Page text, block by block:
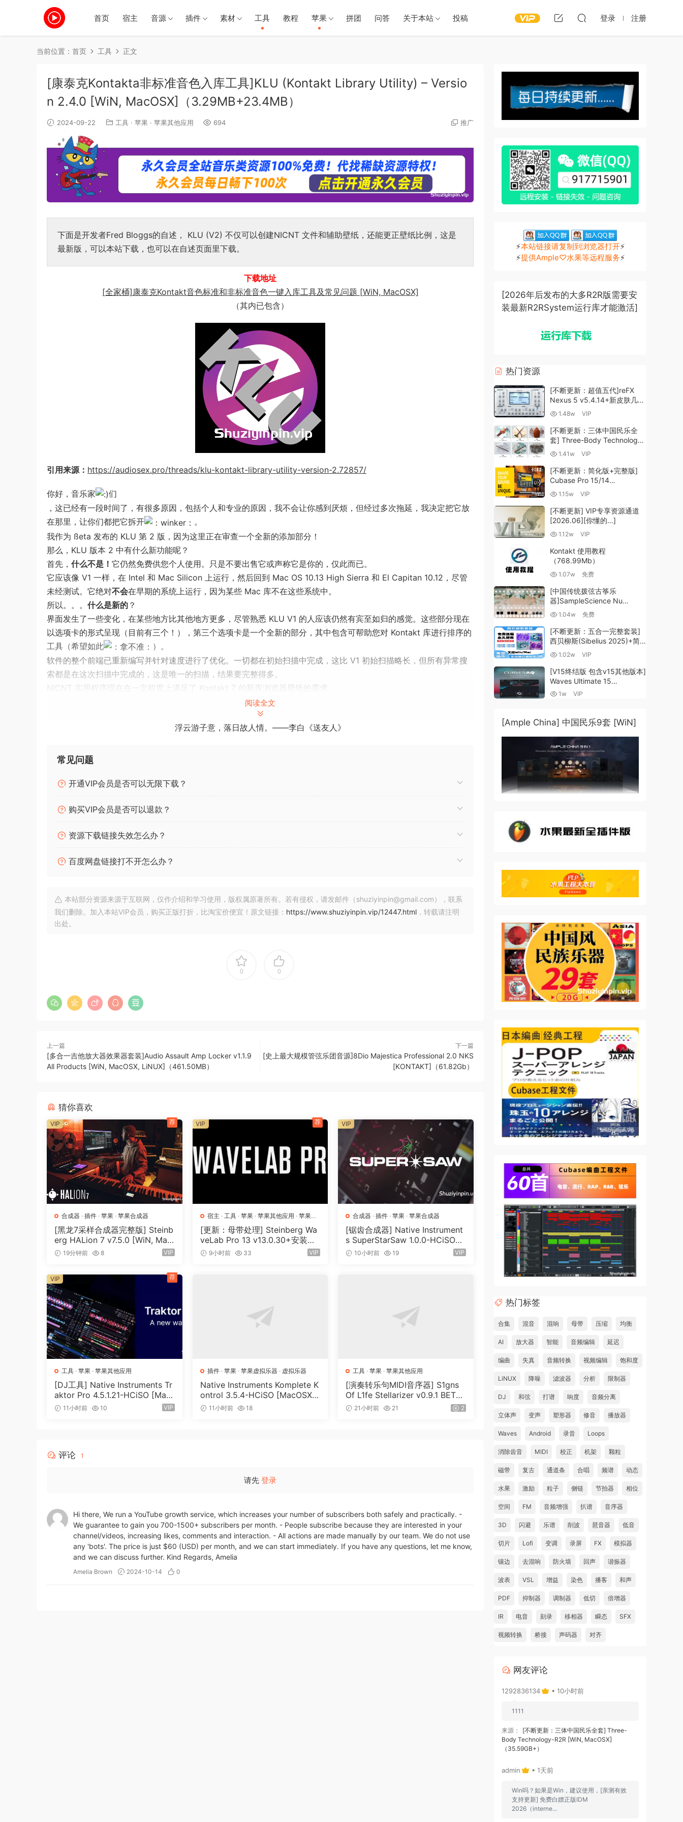
首页 宿主 音源 插件 素材 工具 教程 苹果 拼团 问答 关于本站 投稿 登录 注册
当前位置： 首页 工具 正文
[康泰克Kontakta非标准音色入库工具]KLU (Kontakt Library Utility) – Versio
n 2.4.0 [WiN, MacOSX]（3.29MB+23.4MB）
2024-09-22 工具 · 苹果 · 苹果其他应用 694 推广
下面是开发者Fred Bloggs的自述， KLU (V2) 不仅可以创建NICNT 文件和辅助壁纸，还能更正壁纸比例，这是
最新版，可以本站下载，也可以在自述页面里下载。
下载地址
[全家桶]康泰克Kontakt音色标准和非标准音色一键入库工具及常见问题 [WiN, MacOSX]
（其内已包含）
引用来源： https://audiosex.pro/threads/klu-kontakt-library-utility-version-2.72857/
你好，音乐家
们
，这已经有一段时间了，有很多原因，包括个人和专业的原因，我不会让你感到厌烦，但经过多次拖延，我决定把它放
在那里，让你们都把它拆开
。
我作为 ßeta 发布的 KLU 第 2 版，因为这里正在审查一个全新的添加部分！
那么，KLU 版本 2 中有什么新功能呢？
首先， 什么不是！ 它仍然免费供您个人使用。只是不要出售它或声称它是你的，仅此而已。
它应该像 V1 一样，在 Intel 和 Mac Silicon 上运行，然后回到 Mac OS 10.13 High Sierra 和 El Capitan 10.12，尽管
未经测试。它绝对不会在早期的系统上运行，因为某些 Mac 库不在这些系统中。
所以。。。 什么是新的 ？
界面发生了一些变化，在某些地方比其他地方更多，尽管熟悉 KLU V1 的人应该仍然有宾至如归的感觉。这些部分现在
以选项卡的形式呈现（目前有三个！），第三个选项卡是一个全新的部分，其中包含可帮助您对 Kontakt 库进行排序的
工具（希望如此
）。
软件的整个前端已重新编写并针对速度进行了优化。一切都在初始扫描中完成，这比 V1 初始扫描略长，但所有异常搜
索都是在这次扫描中完成的，这是唯一的扫描，结果要完整得多。
NICNT 实用程序现在在一定程度上满足了 Kontakt 7 的新库浏览器壁纸的需求。
添加了一些审美偏好……你可以保持窗口居中，存储更改的窗口大小，诸如此类……
我已经尝试了所有内容，但我在这里是一个人的团队，所以请宽容我
。一如既往，我总是欢迎反馈和评论，尤其是关于新的“库排序”部分。如果您发现任何错误或有改进建
与我的其他应用程序一样，它不包含病毒、特洛伊木马或任何其他已知或未知的讨厌的东西，而且据我所知，它（希
望！）没有错误。其中没有任何内容会以任何方式损害您的计算机。但是，您承认下载此应用程序，您需自行承担风
们 哦，是的！有几个人问他们是否可以 “请我喝杯咖啡”。好吧，现在你可以了，如果你愿意
这里和那里得到很好的赞美 – 当然还有建设性的批评和错误报告，但我
https://www.buymeacoffee.com/fredbloggs
版初始版本喜欢咖啡
。
https://workupload.com/file/gaxN3VtNuHN
的一些小错误和接口更正
• 添加了 Kontakt 库的批量加载和删除。
• 删除了作为 Kontakt 库条目添加的插件（例如）Waves
2） 在没有加载库的情况下，不再允许保存辅助壁纸，
3） SNPID 替换重复检查加倍，
4） 一些外观更改。
https://workupload.com/file/t7LT8WrnPkV
请阅读磁盘上的附录 PDF 文件。它充满了重要的东西
版本 2.3.1
新内容：
• 相当多 ！请阅读光盘映像上的“New to V2.3”文档。
• 我想补充一点，主文档 PDF 已更新，包括附录和当前的更改/改进。请务必阅读！
https://workupload.com/file/YKB2APWupxJ
新增功能 – 简短版本（请阅读更新文件：
• 一个相当重要的错误修复 + 其他小问题，
• 相当多的外观修复，
https://workupload.com/file/UhH8NzpLanX
阅读全文
浮云游子意，落日故人情。——李白《送友人》
常见问题
开通VIP会员是否可以无限下载？
购买VIP会员是否可以退款？
资源下载链接失效怎么办？
百度网盘链接打不开怎么办？
本站部分资源来源于互联网，仅作介绍和学习使用，版权属原著所有。若有侵权，请发邮件（shuziyinpin@gmail.com），联系
我们删除。加入本站VIP会员，购买正版打折，比淘宝价便宜！原文链接： https://www.shuziyinpin.vip/12447.html ，转载请注明
出处。
0 0
上一篇
[多合一吉他放大器效果器套装]Audio Assault Amp Locker v1.1.9
All Products [WiN, MacOSX, LiNUX]（461.50MB）
下一篇
[史上最大规模管弦乐团音源]8Dio Majestica Professional 2.0 NKS
[KONTAKT]（61.82Gb）
猜你喜欢
合成器 · 插件 · 苹果 · 苹果合成器
[黑龙7采样合成器完整版] Steinb
erg HALion 7 v7.5.0 [WiN, Mac
OSX]（673.3MB+920 MB+1.6G
19分钟前 8 VIP
VIP 荐
宿主 · 工具· 苹果· 苹果其他应用 · 苹果宿
主
[更新：母带处理] Steinberg Wa
veLab Pro 13 v13.0.30+安装方
法 [WiN, MacOSX]（285.6MB
9小时前 33 VIP
VIP 荐
合成器 ·插件 ·苹果 ·苹果合成器
[锯齿合成器] Native Instrument
s SuperStarSaw 1.0.0-HCiSO
[MacOSX]（182.43MB）
10小时前 19 VIP
VIP
工具 · 苹果 · 苹果其他应用
[DJ工具] Native Instruments Tr
aktor Pro 4.5.1.21-HCiSO [Mac
OSX]（402.83MB）
11小时前 10 VIP
VIP 荐
插件· 苹果· 苹果虚拟乐器· 虚拟乐器
Native Instruments Komplete K
ontrol 3.5.4-HCiSO [MacOSX]
（ 823.17MB）
11小时前 18
工具 ·苹果 ·苹果其他应用
[演奏转乐句MIDI音序器] S1gns
Of L1fe Stellarizer v0.9.1 BETA-
ARCADiA [WiN, MacOSX]（22
21小时前 21 2
评论 1
请先 登录
Hi there, We run a YouTube growth service, which increases your number of subscribers both safely and practically. -
We guarantee to gain you 700-1500+ subscribers per month. - People subscribe because they are interested in your
channel/videos, increasing likes, comments and interaction. - All actions are made manually by our team. We do not use
any 'bots'. The price is just $60 (USD) per month, and we can start immediately. If you have any questions, let me know,
and we can discuss further. Kind Regards, Amelia
Amelia Brown 2024-10-14 0
⚡本站链接请复制到浏览器打开⚡
⚡提供Ample♡水果等远程服务⚡
[2026年后发布的大多R2R版需要安
装最新R2RSystem运行库才能激活]
热门资源
[不断更新：超值五代]reFX
Nexus 5 v5.4.14+新皮肤几十
套+原厂+全套扩展+教程
1.48w VIP
[不断更新：三体中国民乐全
套] Three-Body Technology-
R2R [WiN, MacOSX]
1.41w VIP
[不断更新：简化版+完整版]
Cubase Pro 15/14
VR/R2R/U2B+原厂音源+插件
MacOSX]（704.0MB+）
1.15w VIP
[不断更新] VIP专享资源通道
[2026.06][你懂的…]
1.12w VIP
Kontakt 使用教程
（768.99Mb）
1.07w 免费
[中国传统拨弦古筝乐
器]SampleScience Nu
Guzheng v2.0 x64 VST
VST3 AU DECENT SAMPLER
[WiN, MacOSX]（158MB)
1.04w 免费
[不断更新：五合一完整套装]
西贝柳斯(Sibelius 2025)+简
谱插件V8+图片识别+音频识别
MacOSX]（80.48GB+）
1.02w VIP
[V15终结版 包含v15其他版本]
Waves Ultimate 15
v25.05.27+一键安装版+安装
（4.1GB+10.2GB+9.6GB）
1w VIP
[Ample China] 中国民乐9套 [WiN]
热门标签
合集 混音 混响 母带 压缩 均衡
AI 放大器 智能 音频编辑 延迟
编曲 失真 音频转换 视频编辑 饱和度
LiNUX 降噪 滤波器 分析 限制器
DJ 和弦 打谱 响度 音频分离
立体声 变声 塑形器 修音 播放器
Waves Android 录音 Loops
消除齿音 MIDI 校正 机架 颗粒
磁带 复古 通道条 合唱 频谱 动态
水果 激励 粒子 侧链 节拍器 相位
空间 FM 音频增强 扒谱 音序器
3D 闪避 乐谱 削波 琶音器 低音
切片 Lofi 变调 录屏 FX 模拟器
镶边 去混响 防火墙 回声 谐振器
波表 VSL 增益 染色 播客 和声
PDF 抑制器 调制器 低切 倍增器
IR 电音 刻录 移相器 瞬态 SFX
视频转换 桥接 声码器 对齐
网友评论
1292836134 • 10小时前
1111
来源：
[不断更新：三体中国民乐全套] Three-
Body Technology-R2R [WiN, MacOSX]
（35.59GB+）
admin • 1天前
Win吗？如果是Win，建议使用，[亲测有效
支持更新] 免费白嫖正版IDM
2026（interne...